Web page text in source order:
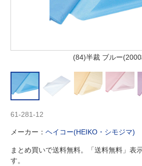
(84)半裁 ブルー
61-281-12
メーカー：ヘイコー(HEIKO・シモジマ)
まとめ買いで送料無料。「送料無料」表
す。